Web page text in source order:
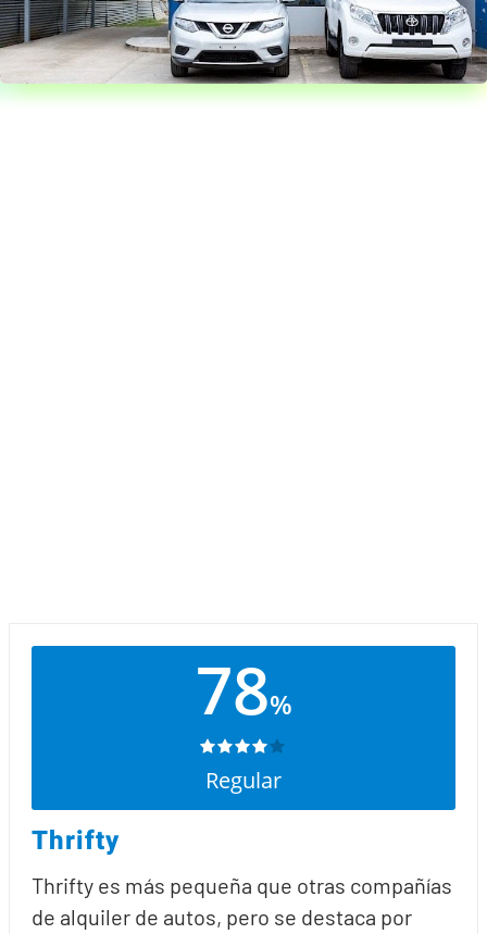
78%
Regular
Thrifty
Thrifty es más pequeña que otras compañías
de alquiler de autos, pero se destaca por